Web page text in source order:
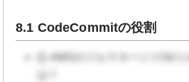
8.1 CodeCommitの役割
Q: AWSのフルマネージドGitリ